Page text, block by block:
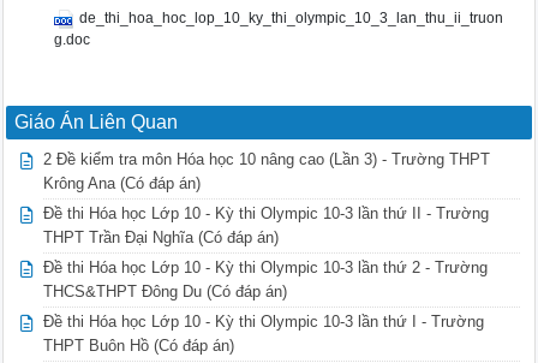
k ln 0 t ln 0 ln 1,08.109 năm 0,25đ
t Nt k Nt 0,693 13,2
NY
Ta có hệ : 2PX+ NX+2PY+NY= 72
2.(2PX+NX)=2PY+NY
2PX= NX
PX+ 8 = PY 0,5đ
PX=8, PY=16. Vậy X là Oxi và Y là Lưu huỳnh 0,25đ
Cấu hình electron của X : 1s22s22p4 Chu kỳ2; nhóm VIA
Cấu hình electron của Y : 1s22s22p63s23p4 Chu kỳ3; nhóm
4 Qui ước A là nguyên tử trung tâm; X là số phối tử; E là
kết
Phân tử CH4 H2O BeCl2 PCl5
Công thức VSEPR AX4E0 AX2E2 AX2E0 AX5E0
Trạng thái lai hóa của sp3 sp3 sp sp3d
de_thi_hoa_hoc_lop_10_ky_thi_olympic_10_3_lan_thu_ii_truon
g.doc
Giáo Án Liên Quan
2 Đề kiểm tra môn Hóa học 10 nâng cao (Lần 3) - Trường THPT
Krông Ana (Có đáp án)
Đề thi Hóa học Lớp 10 - Kỳ thi Olympic 10-3 lần thứ II - Trường
THPT Trần Đại Nghĩa (Có đáp án)
Đề thi Hóa học Lớp 10 - Kỳ thi Olympic 10-3 lần thứ 2 - Trường
THCS&THPT Đông Du (Có đáp án)
Đề thi Hóa học Lớp 10 - Kỳ thi Olympic 10-3 lần thứ I - Trường
THPT Buôn Hồ (Có đáp án)